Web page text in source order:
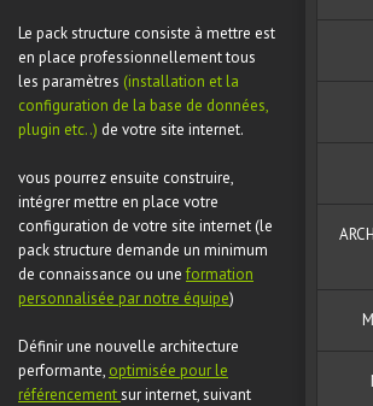
Le pack structure consiste à mettre est
en place professionnellement tous
les paramètres (installation et la
configuration de la base de données,
plugin etc..) de votre site internet.
vous pourrez ensuite construire,
intégrer mettre en place votre
configuration de votre site internet (le
pack structure demande un minimum
de connaissance ou une formation
personnalisée par notre équipe)
Définir une nouvelle architecture
performante, optimisée pour le
référencementsur internet, suivant